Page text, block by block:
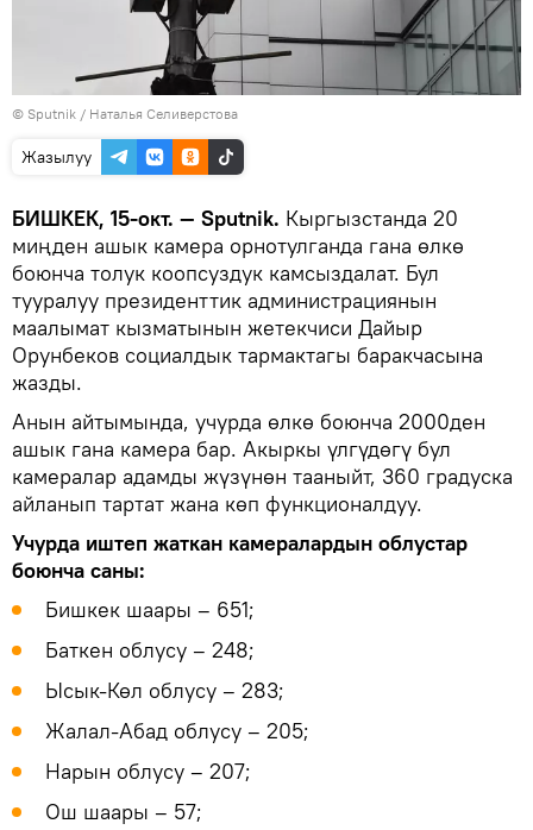
© Sputnik / Наталья Селиверстова
Жазылуу
БИШКЕК, 15-окт. — Sputnik. Кыргызстанда 20
миңден ашык камера орнотулганда гана өлкө
боюнча толук коопсуздук камсыздалат. Бул
тууралуу президенттик администрациянын
маалымат кызматынын жетекчиси Дайыр
Орунбеков социалдык тармактагы баракчасына
жазды.
Анын айтымында, учурда өлкө боюнча 2000ден
ашык гана камера бар. Акыркы үлгүдөгү бул
камералар адамды жүзүнөн тааныйт, 360 градуска
айланып тартат жана көп функционалдуу.
Учурда иштеп жаткан камералардын облустар
боюнча саны:
Бишкек шаары – 651;
Баткен облусу – 248;
Ысык-Көл облусу – 283;
Жалал-Абад облусу – 205;
Нарын облусу – 207;
Ош шаары – 57;